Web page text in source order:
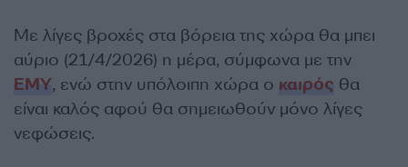
Με λίγες βροχές στα βόρεια της χώρα θα μπει
αύριο (21/4/2026) η μέρα, σύμφωνα με την
ΕΜΥ, ενώ στην υπόλοιπη χώρα ο καιρός θα
είναι καλός αφού θα σημειωθούν μόνο λίγες
νεφώσεις.